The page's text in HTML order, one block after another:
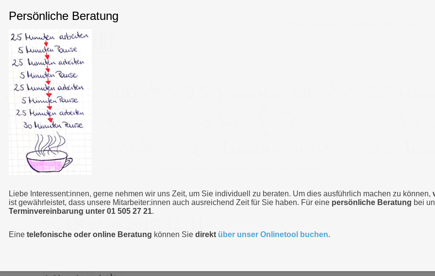
HUMBOLDT MATURA-SCHULE
Liebe Interessent:innen, gerne nehmen wir uns Zeit, um Sie individuell zu beraten. Um dies ausführlich machen zu können,
ist gewährleistet, dass unsere Mitarbeiter:innen auch ausreichend Zeit für Sie haben. Für eine persönliche Beratung bei
Terminvereinbarung unter 01 505 27 21.
Eine telefonische oder online Beratung können Sie direkt über unser Onlinetool buchen.